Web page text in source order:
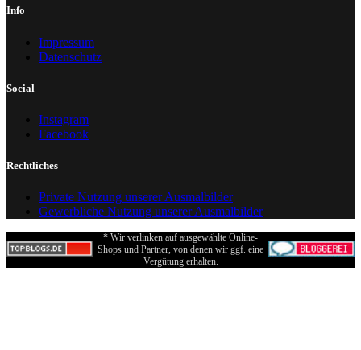
Info
Impressum
Datenschutz
Social
Instagram
Facebook
Rechtliches
Private Nutzung unserer Ausmalbilder
Gewerbliche Nutzung unserer Ausmalbilder
* Wir verlinken auf ausgewählte Online-
Shops und Partner, von denen wir ggf. eine
Vergütung erhalten.